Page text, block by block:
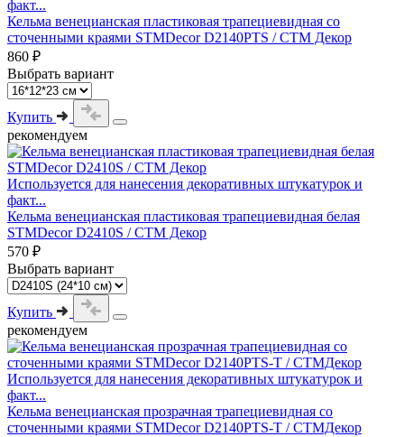
факт...
Кельма венецианская пластиковая трапециевидная со
сточенными краями STMDecor D2140PTS / СТМ Декор
860 ₽
Выбрать вариант
Купить
рекомендуем
Используется для нанесения декоративных штукатурок и
факт...
Кельма венецианская пластиковая трапециевидная белая
STMDecor D2410S / СТМ Декор
570 ₽
Выбрать вариант
Купить
рекомендуем
Используется для нанесения декоративных штукатурок и
факт...
Кельма венецианская прозрачная трапециевидная со
сточенными краями STMDecor D2140PTS-T / СТМДекор